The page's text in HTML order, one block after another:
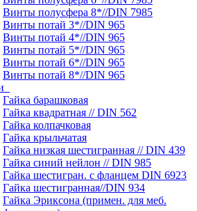
Винты полусфера 8*//DIN 7985
Винты потай 3*//DIN 965
Винты потай 4*//DIN 965
Винты потай 5*//DIN 965
Винты потай 6*//DIN 965
Винты потай 8*//DIN 965
Гайка барашковая
Гайка квадратная // DIN 562
Гайка колпачковая
Гайка крыльчатая
Гайка низкая шестигранная // DIN 439
Гайка синий нейлон // DIN 985
Гайка шестигран. с фланцем DIN 6923
Гайка шестигранная//DIN 934
Гайка Эриксона (примен. для меб.